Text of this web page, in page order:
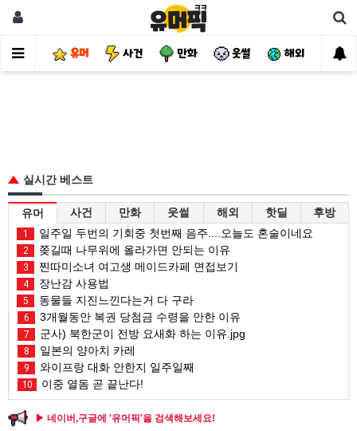
유머 사건 만화 웃썰 해외 핫
실시간 베스트
유머 사건 만화 웃썰 해외 핫딜 후방
1 일주일 두번의 기회중 첫번째 음주....오늘도 혼술이네요
2 쫒길때 나무위에 올라가면 안되는 이유
3 찐따미소녀 여고생 메이드카페 면접보기
4 장난감 사용법
5 동물들 지진느낀다는거 다 구라
6 3개월동안 복권 당첨금 수령을 안한 이유
7 군사) 북한군이 전방 요새화 하는 이유.jpg
8 일본의 양아치 카레
9 와이프랑 대화 안한지 일주일째
10 이중 열돔 곧 끝난다!
▶ 네이버,구글에 '유머픽'을 검색해보세요!